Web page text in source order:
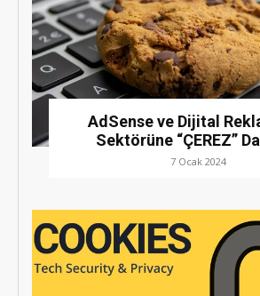
AdSense ve Dijital
Sektörüne “ÇEREZ”
7 Ocak 2024